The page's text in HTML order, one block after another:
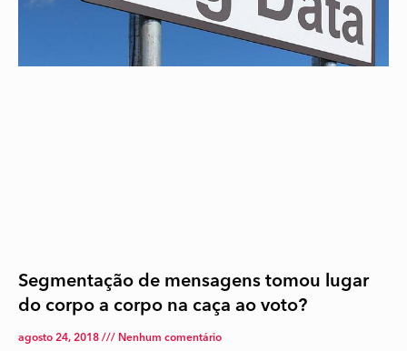
Segmentação de mensagens tomou lugar
do corpo a corpo na caça ao voto?
agosto 24, 2018 Nenhum comentário